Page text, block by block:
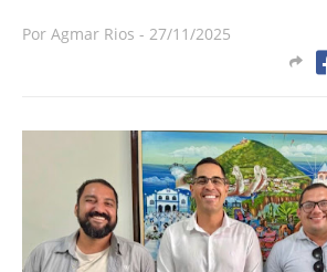
Por Agmar Rios - 27/11/2025